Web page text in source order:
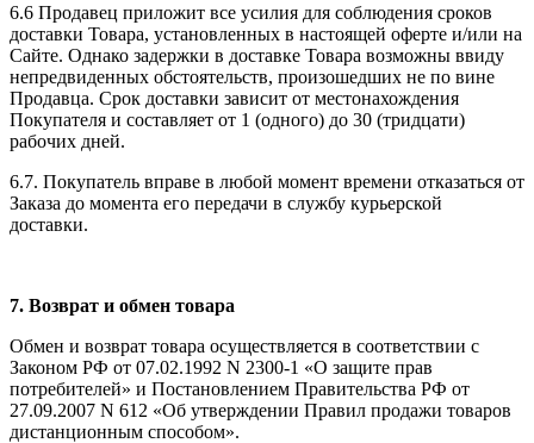
6.6 Продавец приложит все усилия для соблюдения сроков
доставки Товара, установленных в настоящей оферте и/или на
Сайте. Однако задержки в доставке Товара возможны ввиду
непредвиденных обстоятельств, произошедших не по вине
Продавца. Срок доставки зависит от местонахождения
Покупателя и составляет от 1 (одного) до 30 (тридцати)
рабочих дней.
6.7. Покупатель вправе в любой момент времени отказаться от
Заказа до момента его передачи в службу курьерской
доставки.
7. Возврат и обмен товара
Обмен и возврат товара осуществляется в соответствии с
Законом РФ от 07.02.1992 N 2300-1 «О защите прав
потребителей» и Постановлением Правительства РФ от
27.09.2007 N 612 «Об утверждении Правил продажи товаров
дистанционным способом».